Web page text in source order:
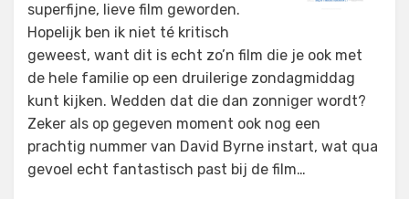
superfijne, lieve film geworden.
Hopelijk ben ik niet té kritisch
geweest, want dit is echt zo’n film die je ook met
de hele familie op een druilerige zondagmiddag
kunt kijken. Wedden dat die dan zonniger wordt?
Zeker als op gegeven moment ook nog een
prachtig nummer van David Byrne instart, wat qua
gevoel echt fantastisch past bij de film…